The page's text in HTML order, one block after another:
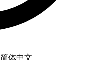
简体中文